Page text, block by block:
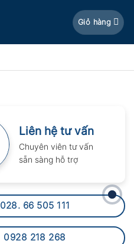
Giỏ hàng
Liên hệ tư vấn
Chuyên viên tư vấn
sẵn sàng hỗ trợ
028. 66 505 111
0928 218 268